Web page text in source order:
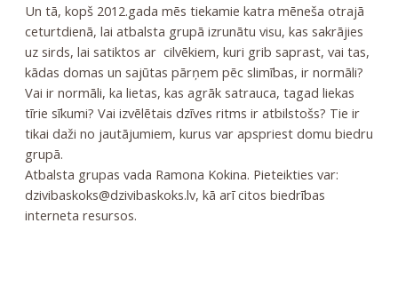
Un tā, kopš 2012.gada mēs tiekamie katra mēneša otrajā
ceturtdienā, lai atbalsta grupā izrunātu visu, kas sakrājies
uz sirds, lai satiktos ar cilvēkiem, kuri grib saprast, vai tas,
kādas domas un sajūtas pārņem pēc slimības, ir normāli?
Vai ir normāli, ka lietas, kas agrāk satrauca, tagad liekas
tīrie sīkumi? Vai izvēlētais dzīves ritms ir atbilstošs? Tie ir
tikai daži no jautājumiem, kurus var apspriest domu biedru
grupā.
Atbalsta grupas vada Ramona Kokina. Pieteikties var:
dzivibaskoks@dzivibaskoks.lv, kā arī citos biedrības
interneta resursos.